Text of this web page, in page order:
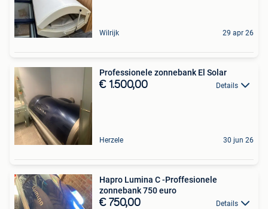
Wilrijk 29 apr 26
Professionele zonnebank El Solar
€ 1.500,00 Details
Herzele 30 jun 26
Hapro Lumina C -Proffesionele
zonnebank 750 euro
€ 750,00 Details